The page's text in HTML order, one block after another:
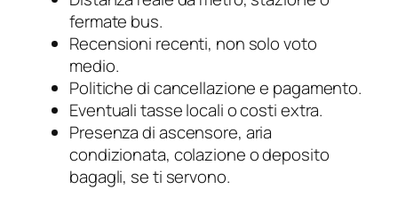
fermate bus.
Recensioni recenti, non solo voto
medio.
Politiche di cancellazione e pagamento.
Eventuali tasse locali o costi extra.
Presenza di ascensore, aria
condizionata, colazione o deposito
bagagli, se ti servono.